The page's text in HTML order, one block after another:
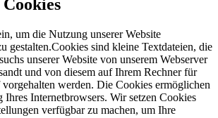
um die Nutzung unserer Website
gestalten.Cookies sind kleine Textdateien, die
unserer Website von unserem Webserver
und von diesem auf Ihrem Rechner für
werden. Die Cookies ermöglichen
Ihres Internetbrowsers. Wir setzen Cookies
verfügbar zu machen, um Ihre